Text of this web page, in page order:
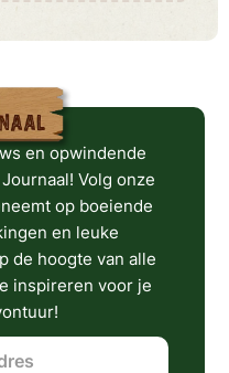
en opwindende
Volg onze
op boeiende
en leuke
de hoogte van alle
inspireren voor je